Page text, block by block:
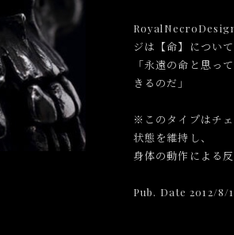
ジは【命】について
「永遠の命と思っ
きるのだ」
※このタイプはチ
状態を維持し、
身体の動作による
Pub. Date 2012/8/1